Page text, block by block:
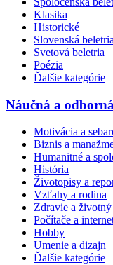
Klasika
Historické
Slovenská beletria
Svetová beletria
Poézia
Ďalšie kategórie
Náučná a odborná
Motivácia a
Biznis a
Humanitné a
História
Životopisy a
Vzťahy a rodina
Zdravie a
Počítače a
Hobby
Umenie a dizajn
Ďalšie kategórie